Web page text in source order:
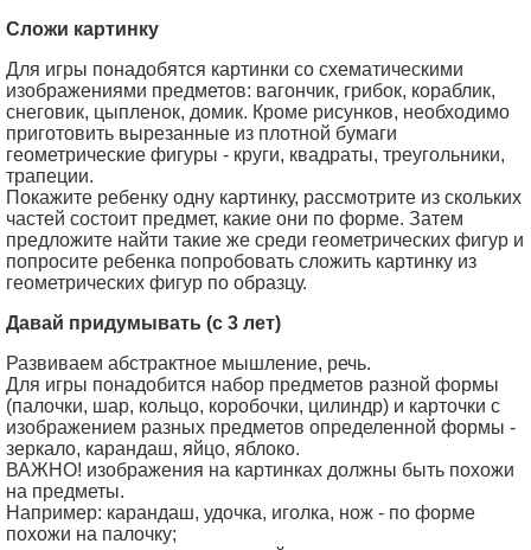
Сложи картинку
Для игры понадобятся картинки со схематическими
изображениями предметов: вагончик, грибок, кораблик,
снеговик, цыпленок, домик. Кроме рисунков, необходимо
приготовить вырезанные из плотной бумаги
геометрические фигуры - круги, квадраты, треугольники,
трапеции.
Покажите ребенку одну картинку, рассмотрите из скольких
частей состоит предмет, какие они по форме. Затем
предложите найти такие же среди геометрических фигур и
попросите ребенка попробовать сложить картинку из
геометрических фигур по образцу.
Давай придумывать (с 3 лет)
Развиваем абстрактное мышление, речь.
Для игры понадобится набор предметов разной формы
(палочки, шар, кольцо, коробочки, цилиндр) и карточки с
изображением разных предметов определенной формы -
зеркало, карандаш, яйцо, яблоко.
ВАЖНО! изображения на картинках должны быть похожи
на предметы.
Например: карандаш, удочка, иголка, нож - по форме
похожи на палочку;